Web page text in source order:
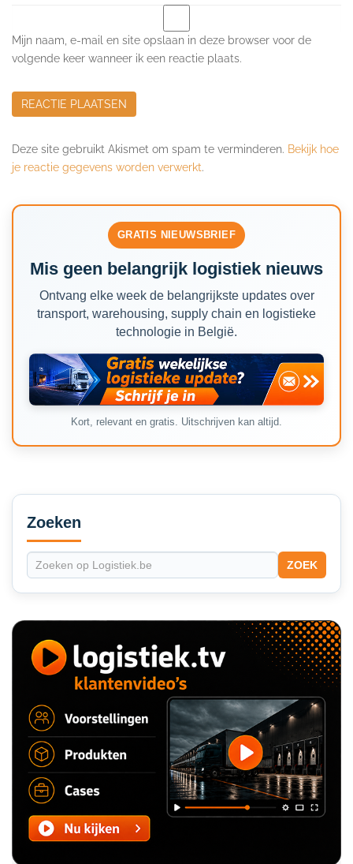
Mijn naam, e-mail en site opslaan in deze browser voor de
volgende keer wanneer ik een reactie plaats.
Deze site gebruikt Akismet om spam te verminderen. Bekijk hoe
je reactie gegevens worden verwerkt.
GRATIS NIEUWSBRIEF
Mis geen belangrijk logistiek nieuws
Ontvang elke week de belangrijkste updates over
transport, warehousing, supply chain en logistieke
technologie in België.
Kort, relevant en gratis. Uitschrijven kan altijd.
Secondary
Sidebar
Zoeken
ZOEK